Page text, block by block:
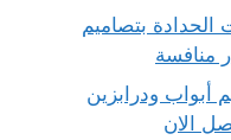
بتصاميم
لـ تصميم أبواب ودرابزين